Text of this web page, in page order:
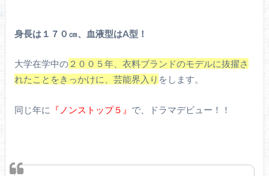
身長は１７０㎝、血液型はA型！
大学在学中の２００５年、衣料ブランドのモデルに抜擢さ
れたことをきっかけに、芸能界入り をします。
同じ年に 『ノンストップ５』 で、ドラマデビュー！！